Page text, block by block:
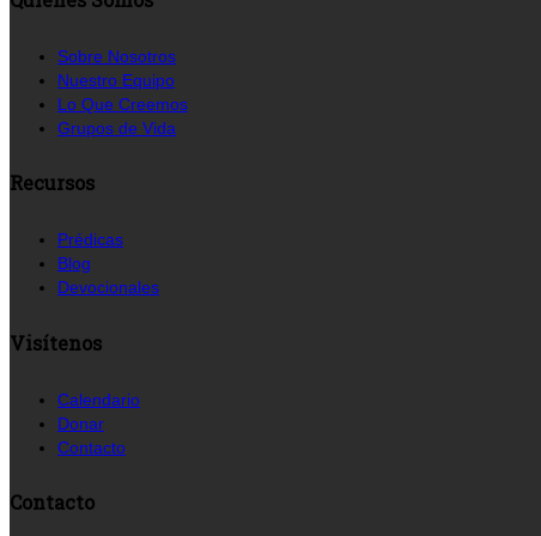
Sobre Nosotros
Nuestro Equipo
Lo Que Creemos
Grupos de Vida
Recursos
Prédicas
Blog
Devocionales
Visítenos
Calendario
Donar
Contacto
Contacto